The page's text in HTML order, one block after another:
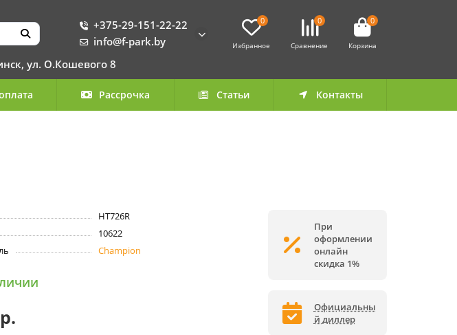
+375-29-151-22-22
info@f-park.by
0
Избранное
0
Сравнение
0
Корзина
ул. О.Кошевого 8
Рассрочка Статьи Контакты
HT726R
10622
Champion
При
оформлении
онлайн
скидка 1%
Официальны
й диллер